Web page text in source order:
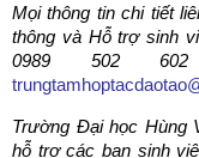
Mọi thông tin chi tiết
thông và Hỗ trợ sinh
0989 502
Trường Đại học Hùng
hỗ trợ các bạn sinh